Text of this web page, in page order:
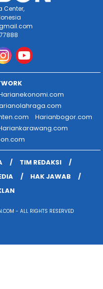
Center,
Harianbogor.com
TIM REDAKSI
HAK JAWAB
- ALL RIGHTS RESERVED